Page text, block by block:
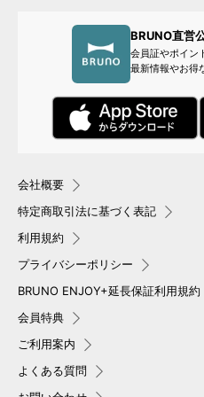
BRUNO直営
会員証やポイン
最新情報やお得
会社概要
特定商取引法に基づく表記
利用規約
プライバシーポリシー
BRUNO ENJOY+延長保証利用規約
会員特典
ご利用案内
よくある質問